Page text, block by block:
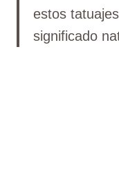
estos
significado